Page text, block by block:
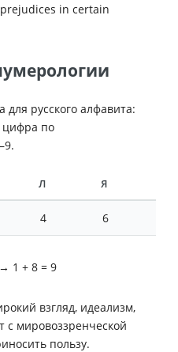
in certain
для русского алфавита:
цифра по
Л Я
4 6
→ 1 + 8 = 9
взгляд, идеализм,
с мировоззренческой
пользу.